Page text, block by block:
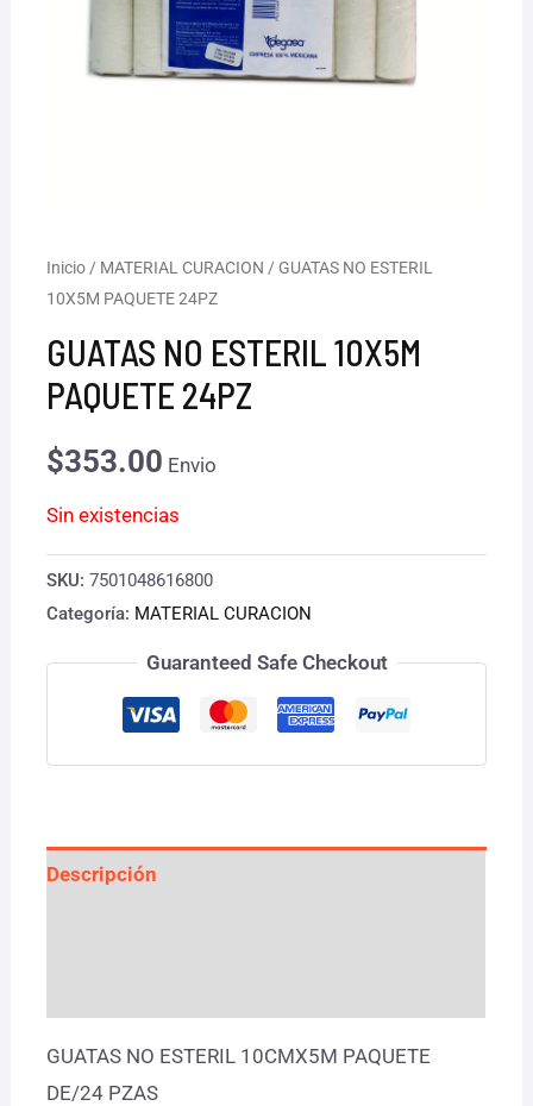
Inicio/ MATERIAL CURACION / GUATAS NO ESTERIL
10X5M PAQUETE 24PZ
GUATAS NO ESTERIL 10X5M
PAQUETE 24PZ
$353.00 Envio
Sin existencias
SKU:7501048616800
Categoría: MATERIAL CURACION
Guaranteed Safe Checkout
Descripción
GUATAS NO ESTERIL 10CMX5M PAQUETE
DE/24 PZAS